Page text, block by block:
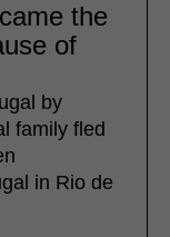
the
of
by
family fled
in Rio de